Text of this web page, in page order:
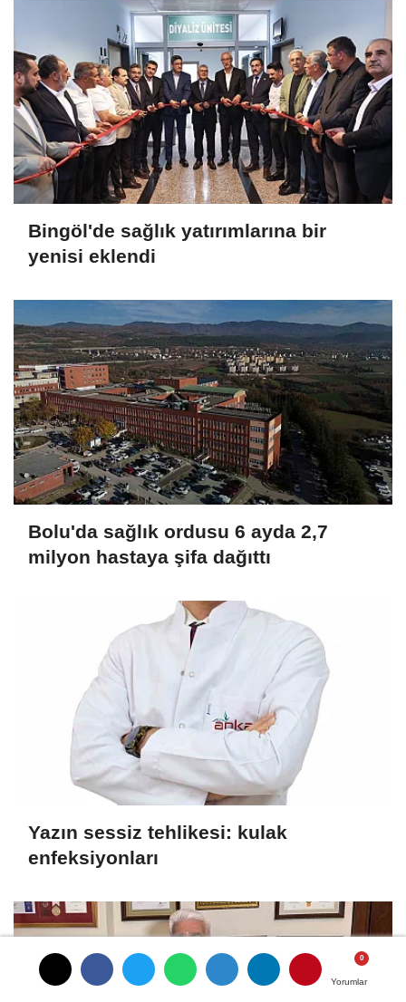
Yorumlar
Yorumlar
Bingöl'de sağlık yatırımlarına bir
yenisi eklendi
Bolu'da sağlık ordusu 6 ayda 2,7
milyon hastaya şifa dağıttı
Yazın sessiz tehlikesi: kulak
enfeksiyonları